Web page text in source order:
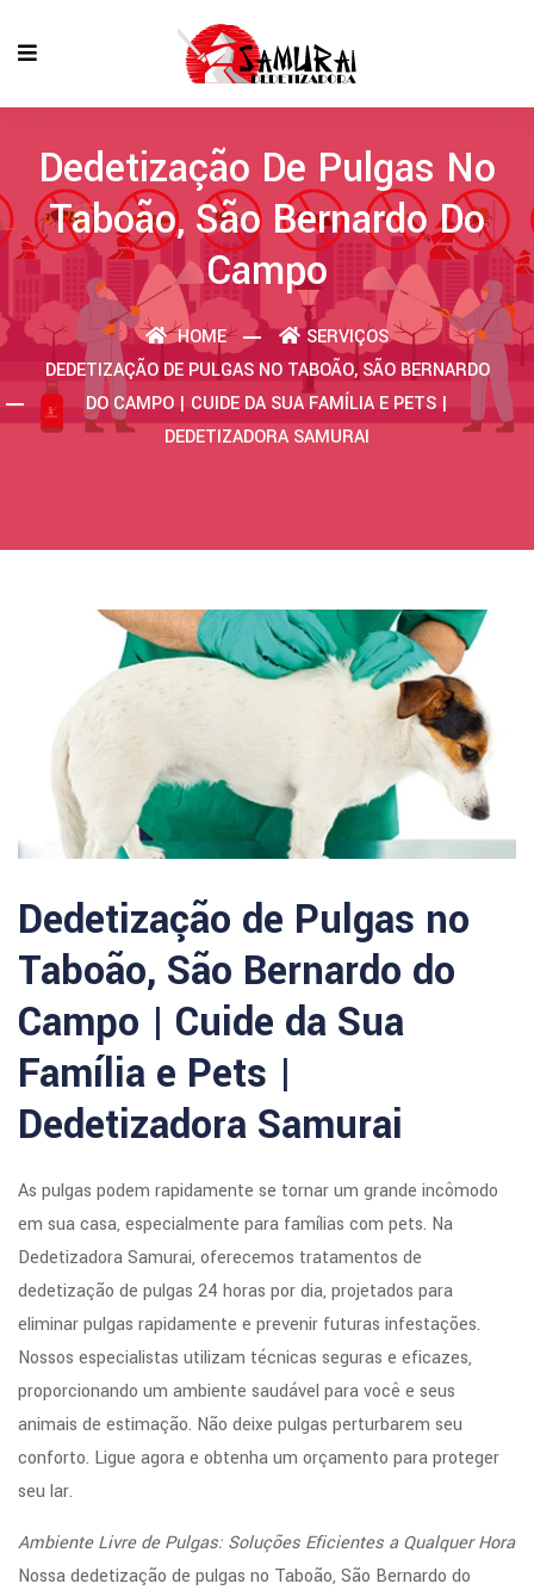
Dedetização De Pulgas No
Taboão, São Bernardo Do
Campo
HOME
SERVIÇOS
DEDETIZAÇÃO DE PULGAS NO TABOÃO, SÃO BERNARDO
DO CAMPO | CUIDE DA SUA FAMÍLIA E PETS |
DEDETIZADORA SAMURAI
Dedetização de Pulgas no
Taboão, São Bernardo do
Campo | Cuide da Sua
Família e Pets |
Dedetizadora Samurai
As pulgas podem rapidamente se tornar um grande incômodo
em sua casa, especialmente para famílias com pets. Na
Dedetizadora Samurai, oferecemos tratamentos de
dedetização de pulgas 24 horas por dia, projetados para
eliminar pulgas rapidamente e prevenir futuras infestações.
Nossos especialistas utilizam técnicas seguras e eficazes,
proporcionando um ambiente saudável para você e seus
animais de estimação. Não deixe pulgas perturbarem seu
conforto. Ligue agora e obtenha um orçamento para proteger
seu lar.
Ambiente Livre de Pulgas: Soluções Eficientes a Qualquer Hora
Nossa dedetização de pulgas no Taboão, São Bernardo do